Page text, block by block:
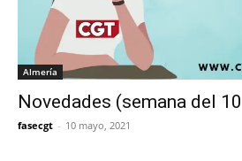
Almería
Novedades (semana del
fasecgt - 10 mayo, 2021